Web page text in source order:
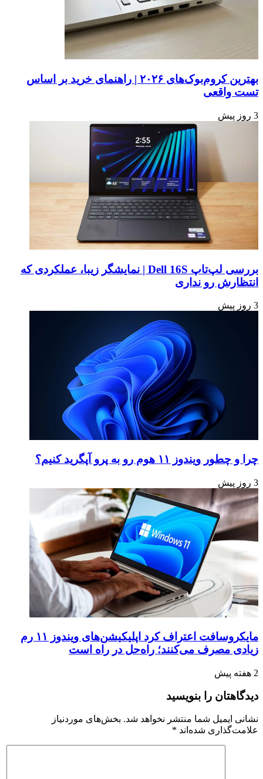
بهترین کروم‌بوک‌های ۲۰۲۶ | راهنمای خرید بر اساس
تست واقعی
3 روز پیش
بررسی لپ‌تاپ Dell 16S | نمایشگر زیبا، عملکردی که
انتظارش رو نداری
3 روز پیش
چرا و چطور ویندوز ۱۱ هوم رو به پرو آپگرید کنیم؟
3 روز پیش
مایکروسافت اعتراف کرد اپلیکیشن‌های ویندوز ۱۱ رم
زیادی مصرف می‌کنند؛ راه‌حل در راه است
2 هفته پیش
دیدگاهتان را بنویسید
نشانی ایمیل شما منتشر نخواهد شد. بخش‌های موردنیاز
علامت‌گذاری شده‌اند *